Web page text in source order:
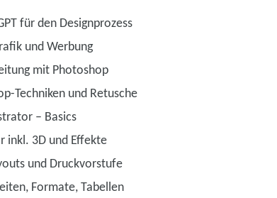
für den Designprozess
und Werbung
mit Photoshop
Techniken und Retusche
– Basics
inkl. 3D und Effekte
und Druckvorstufe
Formate, Tabellen